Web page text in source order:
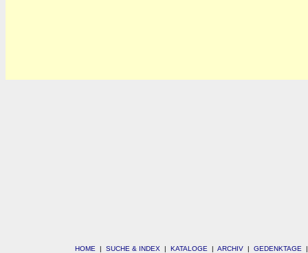
HOME | SUCHE & INDEX | KATALOGE | ARCHIV | GEDENKTAGE